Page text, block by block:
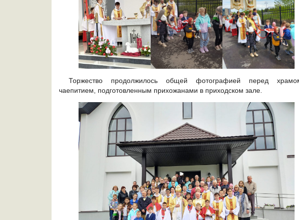
Торжество продолжилось общей фотографией перед
чаепитием, подготовленным прихожанами в приходском зале.